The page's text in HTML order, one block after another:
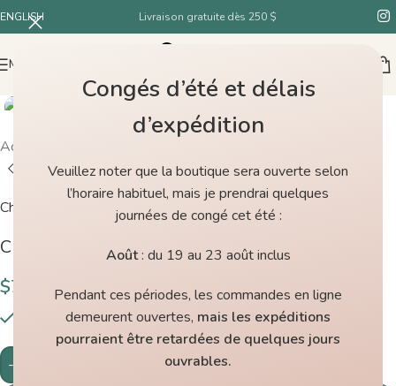
Congés d’été et délais
d’expédition
Veuillez noter que la boutique sera ouverte selon
l’horaire habituel, mais je prendrai quelques
journées de congé cet été :
Août: du 19 au 23 août inclus
Pendant ces périodes, les commandes en ligne
demeurent ouvertes, mais les expéditions
pourraient être retardées de quelques jours
ouvrables.
ENGLISH Livraison gratuite dès 250 $
MENU
Accueil
ChiaoGoo
ChiaoGoo Connecteurs de câbles L
$7.50
2 en inventaire
-